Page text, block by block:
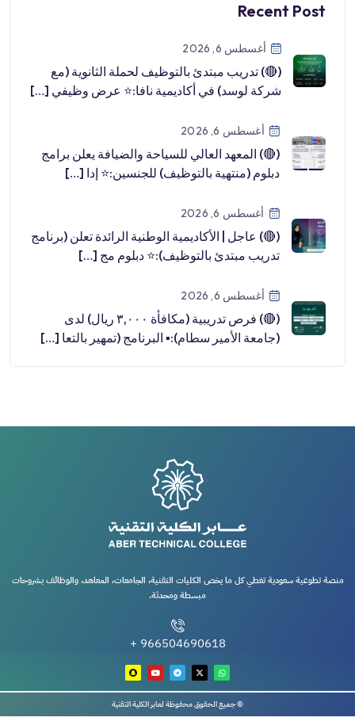
Recent Post
أغسطس 6, 2026
(🔴) تدريب مبتدئ بالتوظيف لحملة الثانوية (مع
شركة لوسد) في أكاديمية نافا:⭐️ عرض وظيفي […]
أغسطس 6, 2026
(🔴) المعهد العالي للسياحة والضيافة يعلن برامج
دبلوم (منتهية بالتوظيف) للجنسين:⭐️ إدا […]
أغسطس 6, 2026
(🔴) عاجل | الأكاديمية الوطنية الرائدة تعلن (برنامج
تدريب مبتدئ بالتوظيف):⭐️ دبلوم مج […]
أغسطس 6, 2026
(🔴) فرص تدريبية (مكافأة ٣,٠٠٠ ريال) لدى
(جامعة الأمير سطام):▪️ البرنامج (تمهير بالتعا […]
منصة تطوعية سعودية تغطي كل ما يخص الكليات التقنية، الجامعات، المعاهد، والوظائف بشروحات
مبسطة ومحدثة.
966504690618 +
© جميع الحقوق محفوظة لعابر الكلية التقنية